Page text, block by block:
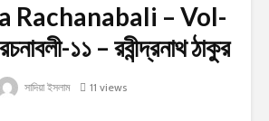
Rachanabali – Vol-
১১ – রবীন্দ্রনাথ ঠাকুর
সাদিয়া ইসলাম 11 views